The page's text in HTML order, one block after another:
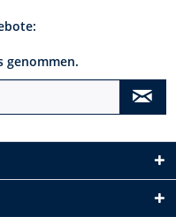
genommen.